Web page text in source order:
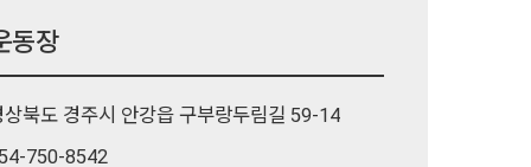
동장
상북도 경주시 안강읍 구부랑두림길 59-14
750-8542